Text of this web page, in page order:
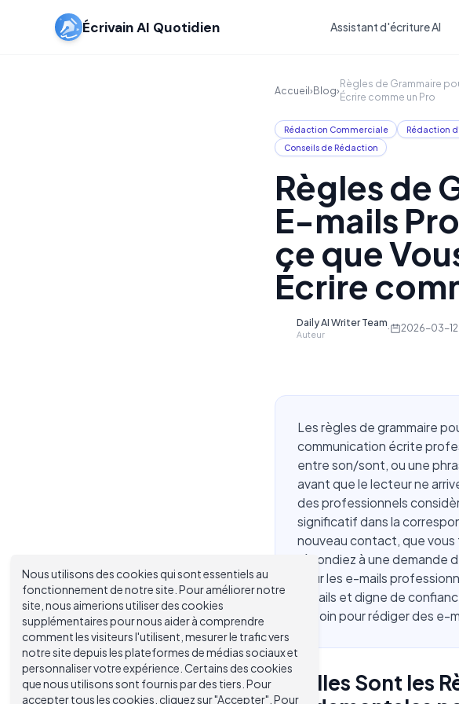
Écrivain AI Quotidien Assistant d'écriture AI
Accueil›Blog›
Règles de Grammaire
Écrire comme un Pro
Rédaction Commerciale Rédaction
Conseils de Rédaction
Règles de
E-mails
ce que
Écrire
Daily AI Writer Team
Auteur
· 2026-03-12
Les règles de grammaire
communication écrite
entre son/sont, ou une
avant que le lecteur ne
des professionnels
significatif dans la
nouveau contact, que vous
répondiez à une demande
pour les e-mails
détails et digne de
besoin pour rédiger des e-
Quelles Sont les
Nous utilisons des cookies qui sont essentiels au
fonctionnement de notre site. Pour améliorer notre
site, nous aimerions utiliser des cookies
supplémentaires pour nous aider à comprendre
comment les visiteurs l'utilisent, mesurer le trafic vers
notre site depuis les plateformes de médias sociaux et
personnaliser votre expérience. Certains des cookies
que nous utilisons sont fournis par des tiers. Pour
accepter tous les cookies, cliquez sur "Accepter". Pour